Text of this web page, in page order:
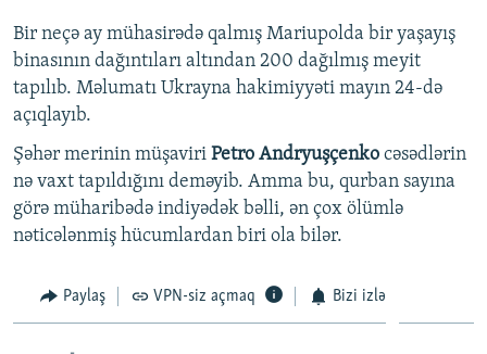
Bir neçə ay mühasirədə qalmış Mariupolda bir yaşayış
binasının dağıntıları altından 200 dağılmış meyit
tapılıb. Məlumatı Ukrayna hakimiyyəti mayın 24-də
açıqlayıb.
Şəhər merinin müşaviri Petro Andryuşçenko cəsədlərin
nə vaxt tapıldığını deməyib. Amma bu, qurban sayına
görə müharibədə indiyədək bəlli, ən çox ölümlə
nəticələnmiş hücumlardan biri ola bilər.
Paylaş VPN-siz açmaq Bizi izlə